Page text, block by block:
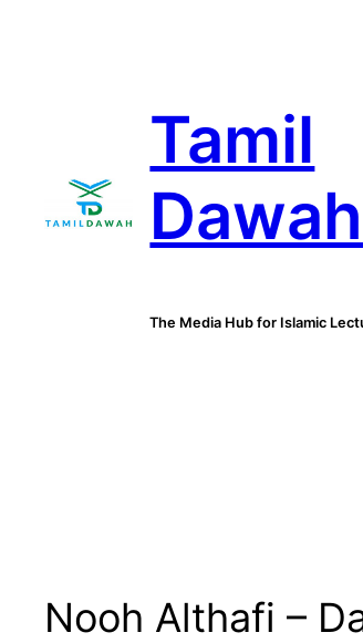
Tamil
Dawah
The Media Hub for Islamic
Nooh Althafi –